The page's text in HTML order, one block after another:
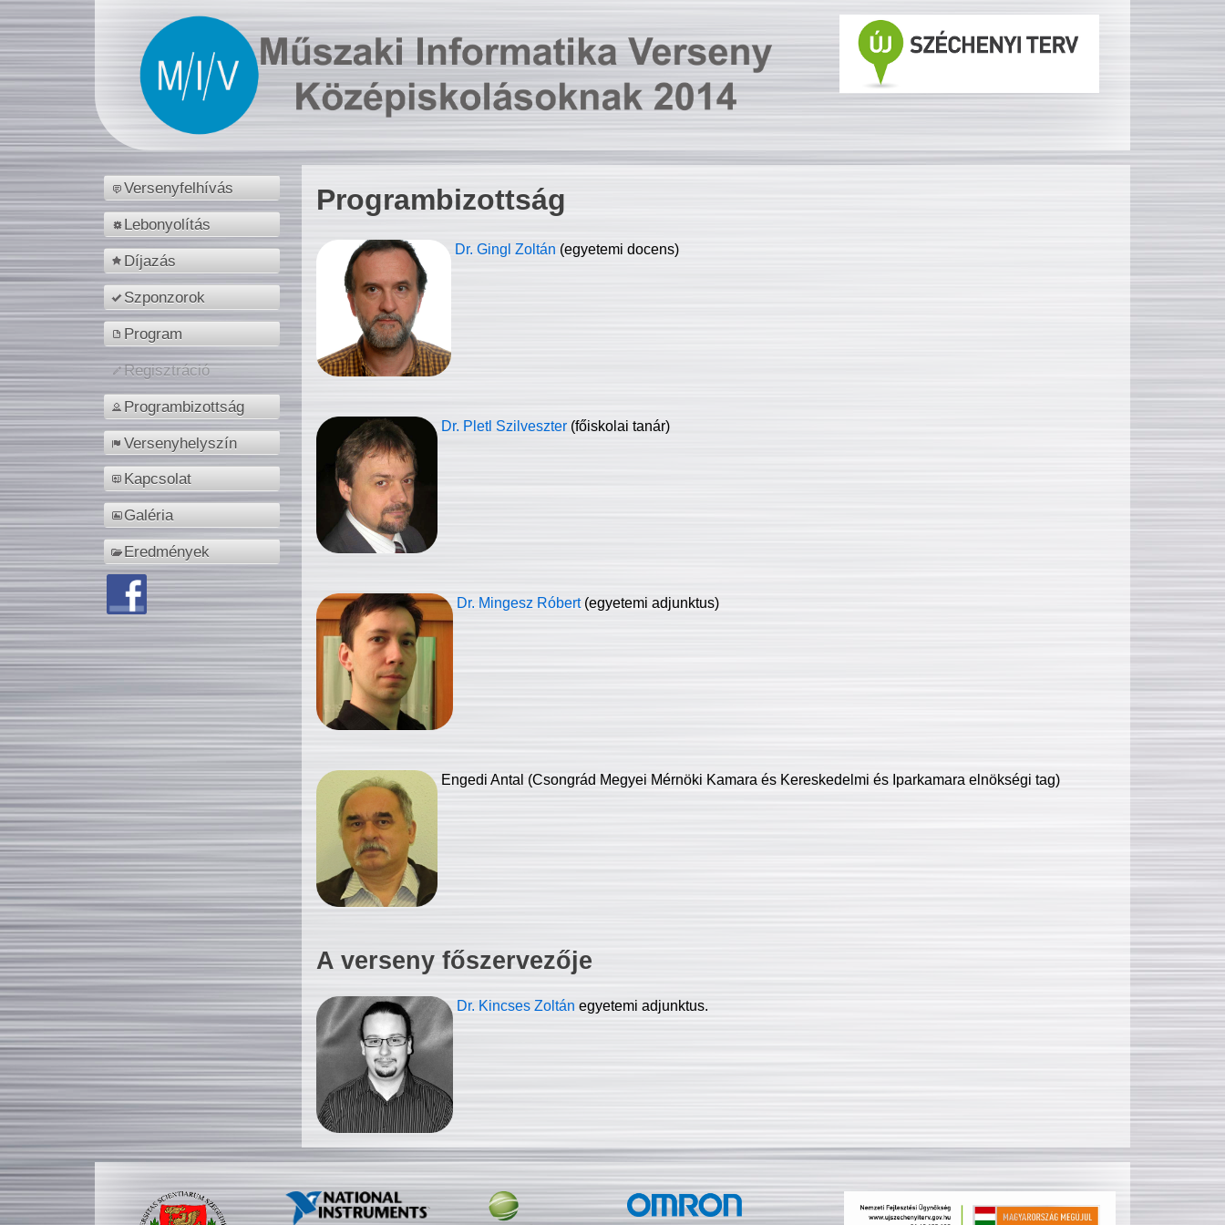
Versenyfelhívás
Lebonyolítás
Díjazás
Szponzorok
Program
Regisztráció
Programbizottság
Versenyhelyszín
Kapcsolat
Galéria
Eredmények
Programbizottság
Dr. Gingl Zoltán (egyetemi docens)
Dr. Pletl Szilveszter (főiskolai tanár)
Dr. Mingesz Róbert (egyetemi adjunktus)
Engedi Antal (Csongrád Megyei Mérnöki Kamara és Kereskedelmi és Iparkamara elnökségi tag)
A verseny főszervezője
Dr. Kincses Zoltán egyetemi adjunktus.